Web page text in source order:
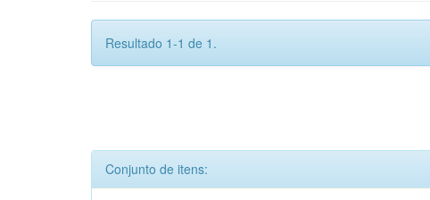
Resultado 1-1 de 1.
Conjunto de itens: